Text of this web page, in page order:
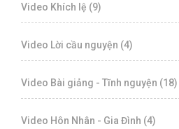
Video Khích lệ (9)
Video Lời cầu nguyện (4)
Video Bài giảng - Tĩnh nguyện (18)
Video Hôn Nhân - Gia Đình (4)